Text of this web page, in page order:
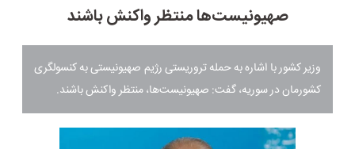
صهیونیست‌ها منتظر واکنش باشند
وزیر کشور با اشاره به حمله تروریستی رژیم صهیونیستی به کنسولگری
کشورمان در سوریه، گفت: ‏صهیونیست‌ها، منتظر واکنش باشند.